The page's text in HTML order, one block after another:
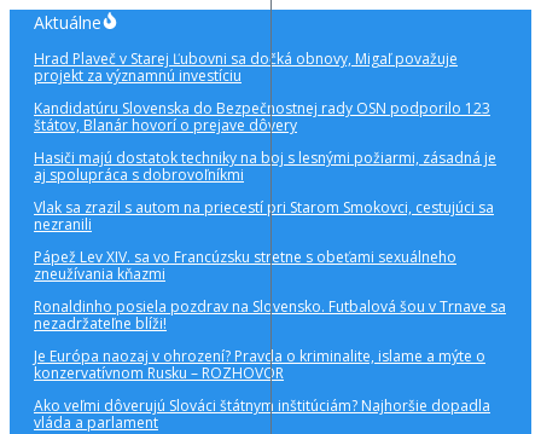
Preskočiť
obsah
Aktuálne
Hrad Plaveč v Starej Ľubovni sa dočká obnovy, Migaľ považuje
projekt za významnú investíciu
Kandidatúru Slovenska do Bezpečnostnej rady OSN podporilo 123
štátov, Blanár hovorí o prejave dôvery
Hasiči majú dostatok techniky na boj s lesnými požiarmi, zásadná je
aj spolupráca s dobrovoľníkmi
Vlak sa zrazil s autom na priecestí pri Starom Smokovci, cestujúci sa
nezranili
Pápež Lev XIV. sa vo Francúzsku stretne s obeťami sexuálneho
zneužívania kňazmi
Ronaldinho posiela pozdrav na Slovensko. Futbalová šou v Trnave sa
nezadržateľne blíži!
Je Európa naozaj v ohrození? Pravda o kriminalite, islame a mýte o
konzervatívnom Rusku – ROZHOVOR
Ako veľmi dôverujú Slováci štátnym inštitúciám? Najhoršie dopadla
vláda a parlament